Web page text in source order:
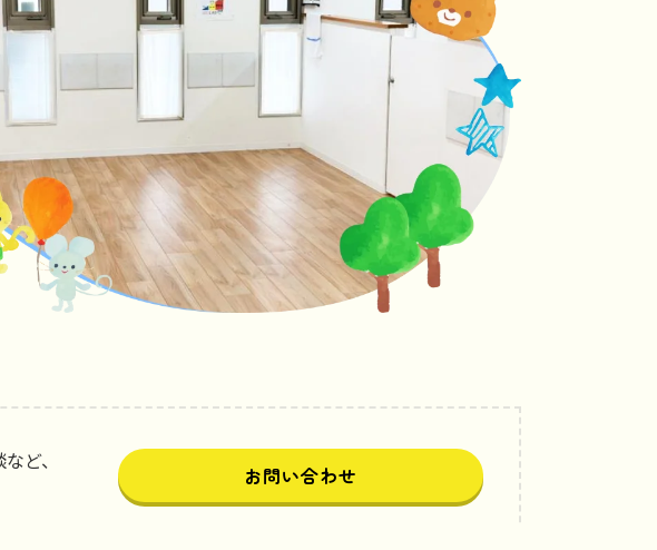
ど、
お問い合わせ